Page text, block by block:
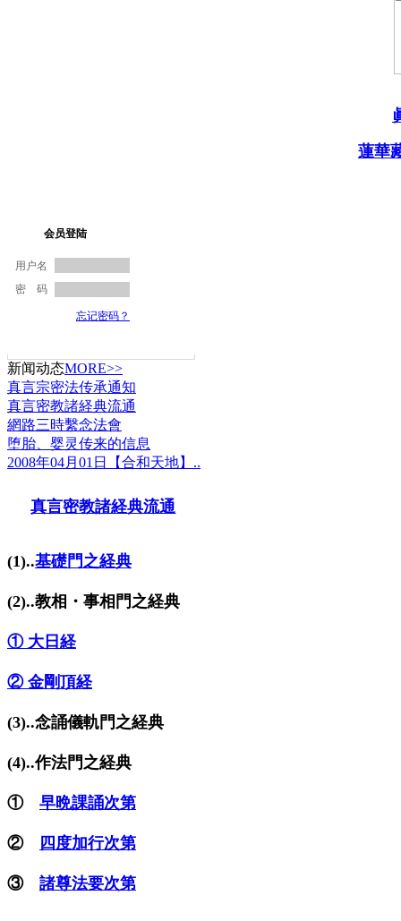
蓮華
新闻动态MORE>>
真言宗密法传承通知
真言密教諸経典流通
網路三時繫念法會
堕胎、婴灵传来的信息
2008年04月01日【合和天地】..
真言密教諸経典流通
(1)..基礎門之経典
(2)..教相・事相門之経典
① 大日経
② 金剛頂経
(3)..念誦儀軌門之経典
(4)..作法門之経典
① 早晩課誦次第
② 四度加行次第
③ 諸尊法要次第